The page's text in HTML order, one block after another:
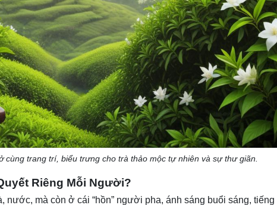
cùng trang trí, biểu trưng cho trà thảo mộc tự nhiên và sự thư giãn.
Riêng Mỗi Người?
nước, mà còn ở cái “hồn” người pha, ánh sáng buổi sáng, tiếng